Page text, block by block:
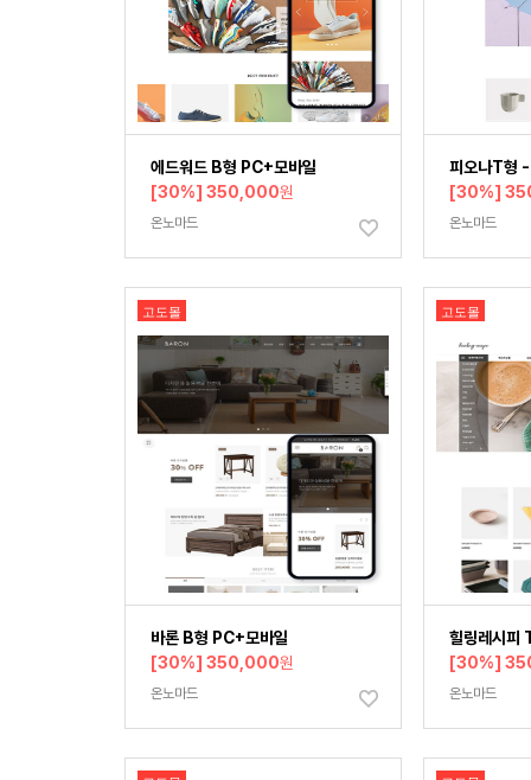
에드워드 B형 PC+모바일
[30%] 350,000원
온노마드
피오나T형
[30%]
온노마드
고도몰
바론 B형 PC+모바일
[30%] 350,000원
온노마드
고도몰
힐링레시피
[30%]
온노마드